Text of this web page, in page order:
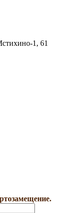
1, 61